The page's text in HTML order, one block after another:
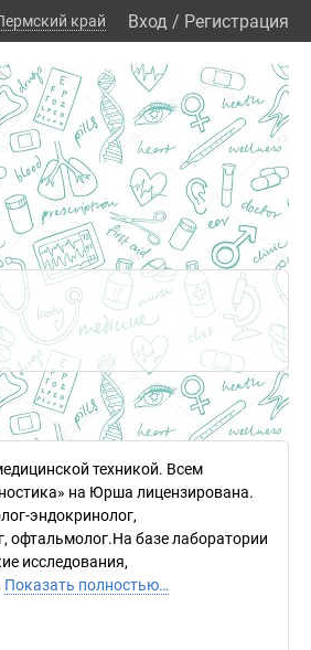
край Вход / Регистрация
техникой. Всем
на Юрша лицензирована.
эндокринолог,
офтальмолог.На базе лаборатории
исследования,
Показать полностью…